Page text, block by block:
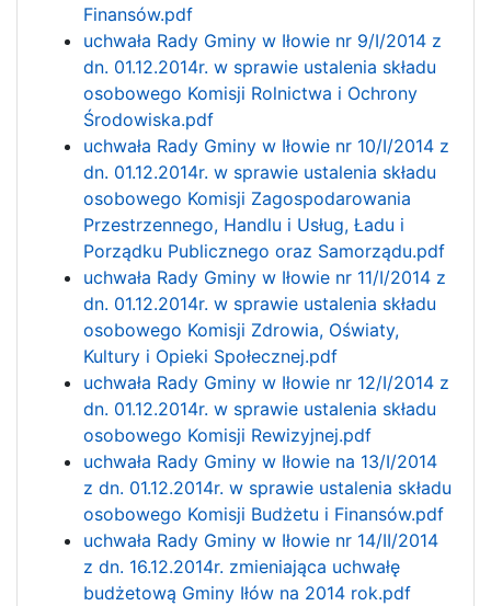
Finansów.pdf
uchwała Rady Gminy w Iłowie nr 9/I/2014 z
dn. 01.12.2014r. w sprawie ustalenia składu
osobowego Komisji Rolnictwa i Ochrony
Środowiska.pdf
uchwała Rady Gminy w Iłowie nr 10/I/2014 z
dn. 01.12.2014r. w sprawie ustalenia składu
osobowego Komisji Zagospodarowania
Przestrzennego, Handlu i Usług, Ładu i
Porządku Publicznego oraz Samorządu.pdf
uchwała Rady Gminy w Iłowie nr 11/I/2014 z
dn. 01.12.2014r. w sprawie ustalenia składu
osobowego Komisji Zdrowia, Oświaty,
Kultury i Opieki Społecznej.pdf
uchwała Rady Gminy w Iłowie nr 12/I/2014 z
dn. 01.12.2014r. w sprawie ustalenia składu
osobowego Komisji Rewizyjnej.pdf
uchwała Rady Gminy w Iłowie na 13/I/2014
z dn. 01.12.2014r. w sprawie ustalenia składu
osobowego Komisji Budżetu i Finansów.pdf
uchwała Rady Gminy w Iłowie nr 14/II/2014
z dn. 16.12.2014r. zmieniająca uchwałę
budżetową Gminy Iłów na 2014 rok.pdf